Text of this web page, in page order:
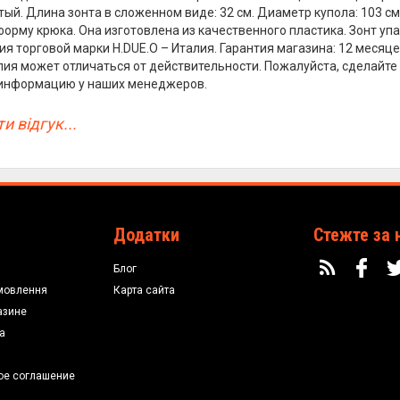
Длина зонта в сложенном виде: 32 см. Диаметр купола: 103
крюка. Она изготовлена из качественного пластика. Зонт
торговой марки H.DUE.O – Италия. Гарантия магазина: 12
может отличаться от действительности. Пожалуйста,
информацию у наших менеджеров.
відгук...
соглашение
Додатки
Блог
Карта сайта
Стежте за